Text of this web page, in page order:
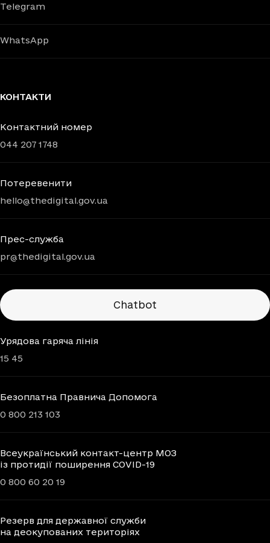
Telegram
WhatsApp
КОНТАКТИ
Контактний номер
044 207 1748
Потеревенити
hello@thedigital.gov.ua
Прес-служба
pr@thedigital.gov.ua
Chatbots
Chatbot
Урядова гаряча лінія
15 45
Безоплатна Правнича Допомога
0 800 213 103
Всеукраїнський контакт-центр МОЗ
із протидії поширення COVID-19
0 800 60 20 19
Резерв для державної служби
на деокупованих територіях